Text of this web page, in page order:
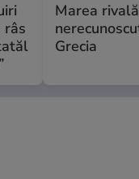
râs
Marea
Grecia